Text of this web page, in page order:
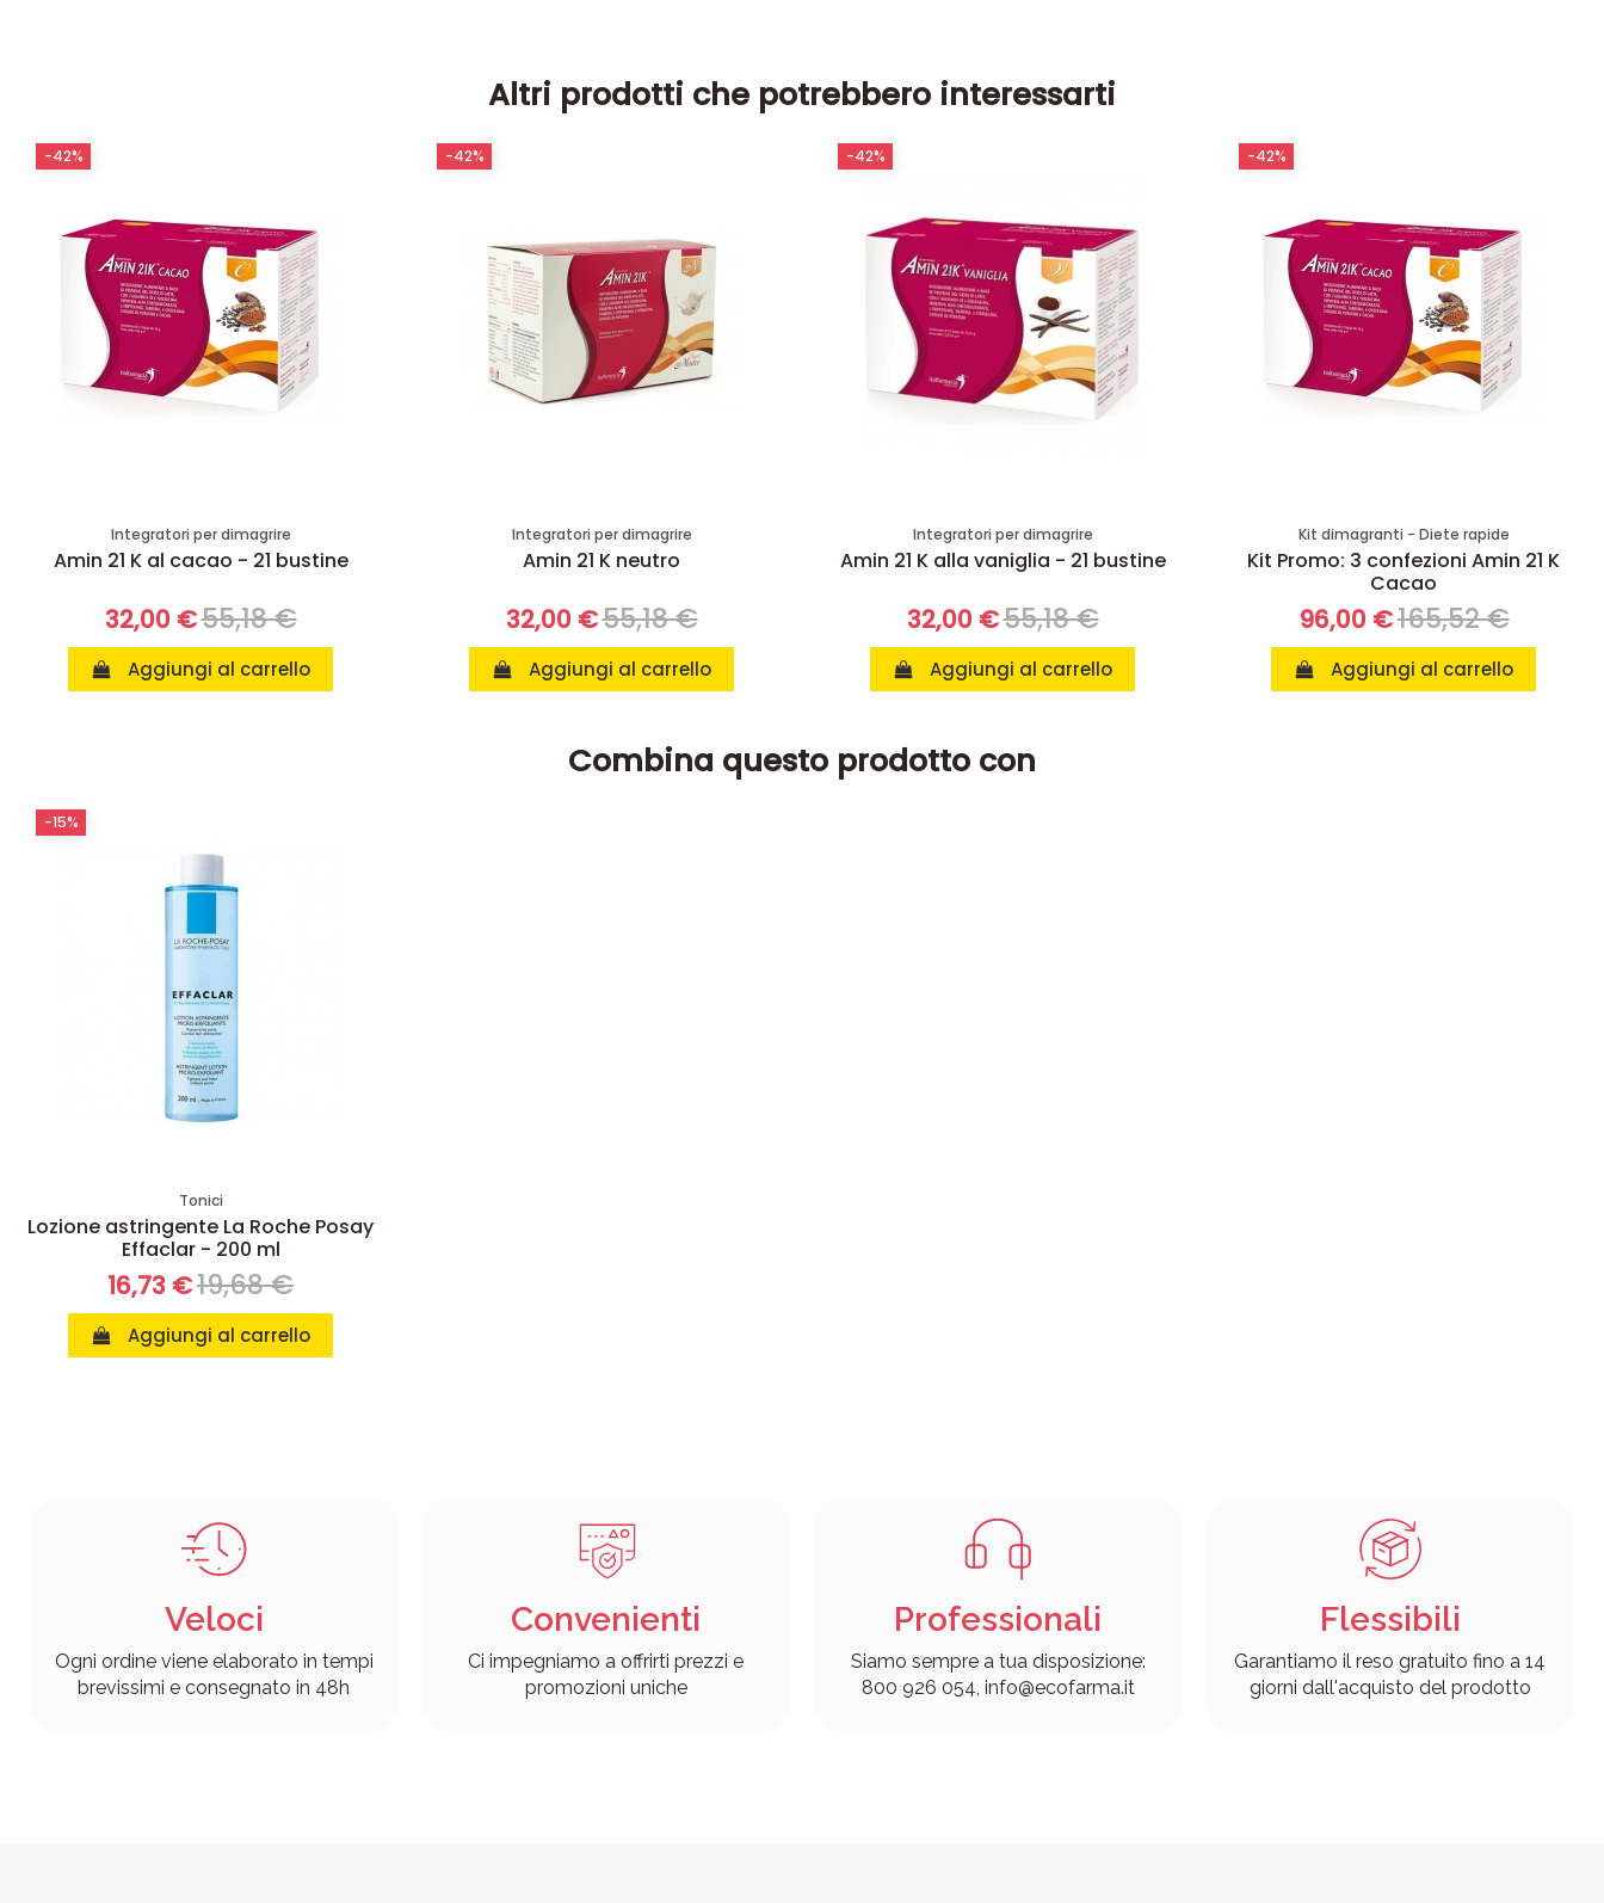
Altri prodotti che potrebbero interessarti
Integratori per dimagrire
Amin 21 K al cacao - 21 bustine
32,00 €55,18 €
Aggiungi al carrello
-42%
Integratori per dimagrire
Amin 21 K neutro
32,00 €55,18 €
Aggiungi al carrello
-42%
Integratori per dimagrire
Amin 21 K alla vaniglia - 21 bustine
32,00 €55,18 €
Aggiungi al carrello
-42%
Kit dimagranti - Diete rapide
Kit Promo: 3 confezioni Amin 21 K
Cacao
96,00 €165,52 €
Aggiungi al carrello
-42%
Combina questo prodotto con
Tonici
Lozione astringente La Roche Posay
Effaclar - 200 ml
16,73 €19,68 €
Aggiungi al carrello
-15%
Veloci
Ogni ordine viene elaborato in tempi
brevissimi e consegnato in 48h
Convenienti
Ci impegniamo a offrirti prezzi e
promozioni uniche
Professionali
Siamo sempre a tua disposizione:
800 926 054, info@ecofarma.it
Flessibili
Garantiamo il reso gratuito fino a 14
giorni dall'acquisto del prodotto